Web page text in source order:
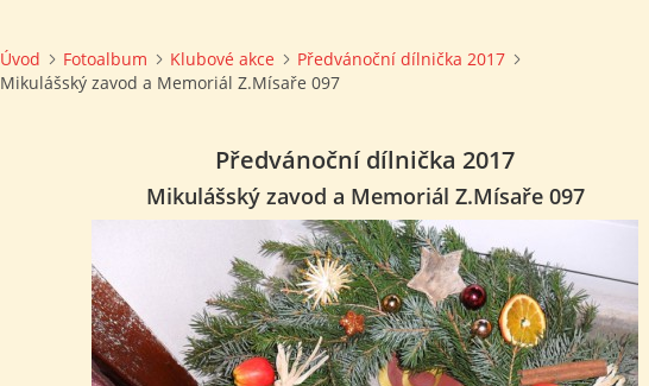
Úvod Fotoalbum Klubové akce
Předvánoční dílnička 2017
Mikulášský zavod a Memoriál Z.Mísaře 097
Předvánoční dílnička 2017
Mikulášský zavod a Memoriál Z.Mísaře 097